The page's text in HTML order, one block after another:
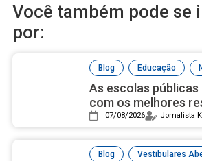
Você também pode se
por:
Blog , Educação ,
As escolas públicas
com os melhores
ensino médio, de
07/08/2026 Jornalista
Blog , Vestibulares